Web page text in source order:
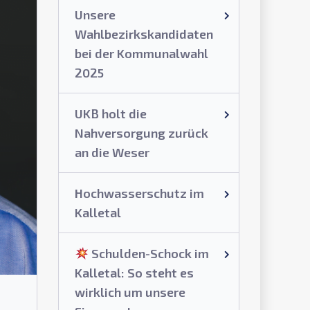
Unsere
Wahlbezirkskandidaten
bei der Kommunalwahl
2025
UKB holt die
Nahversorgung zurück
an die Weser
Hochwasserschutz im
Kalletal
Schulden-Schock im
Kalletal: So steht es
wirklich um unsere